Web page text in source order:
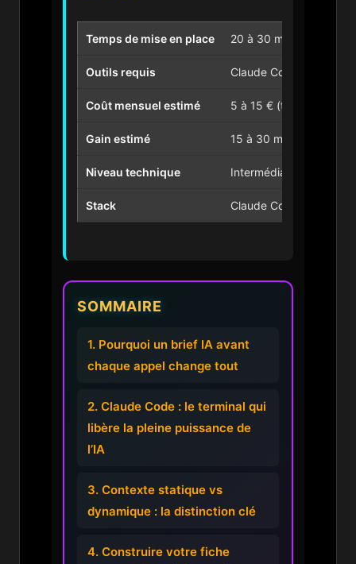
Temps de mise en place 20 à 30 minutes
Outils requis Claude Code, NocoDB
Coût mensuel estimé 5 à 15 € (tokens
Gain estimé 15 à 30 minutes
Niveau technique Intermédiaire (non-
Stack Claude Code, MCP,
SOMMAIRE
1. Pourquoi un brief IA avant
chaque appel change tout
2. Claude Code : le terminal qui
libère la pleine puissance de
l’IA
3. Contexte statique vs
dynamique : la distinction clé
4. Construire votre fiche